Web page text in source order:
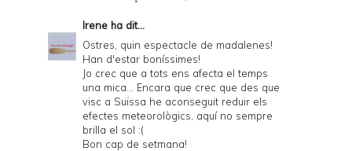
Irene ha dit...
Ostres, quin espectacle de madalenes!
Han d'estar boníssimes!
Jo crec que a tots ens afecta el temps
una mica... Encara que crec que des que
visc a Suïssa he aconseguit reduir els
efectes meteorològics, aquí no sempre
brilla el sol :(
Bon cap de setmana!